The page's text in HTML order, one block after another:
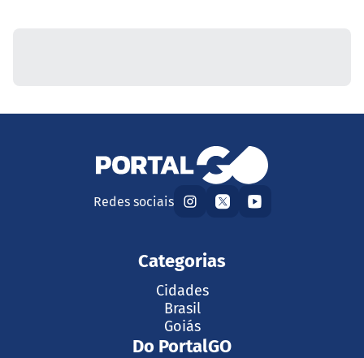
Redes sociais
Categorias
Cidades
Brasil
Goiás
Do PortalGO